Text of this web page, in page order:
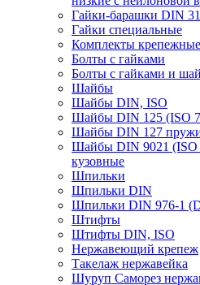
Гайки-барашки DIN
Гайки специальные
Комплекты крепежные
Болты с гайками
Болты с гайками и
Шайбы
Шайбы DIN, ISO
Шайбы DIN 125 (ISO
Шайбы DIN 127
Шайбы DIN 9021 (ISO
кузовные
Шпильки
Шпильки DIN
Шпильки DIN 976-1
Штифты
Штифты DIN, ISO
Нержавеющий крепеж
Такелаж нержавейка
Шуруп Саморез